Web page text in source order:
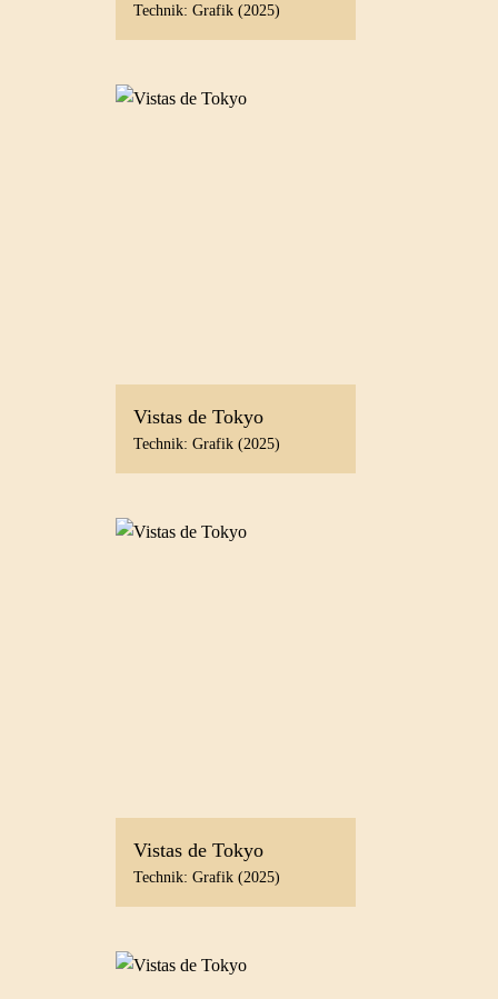
Technik: Grafik (2025)
Vistas de Tokyo
Technik: Grafik (2025)
Vistas de Tokyo
Technik: Grafik (2025)